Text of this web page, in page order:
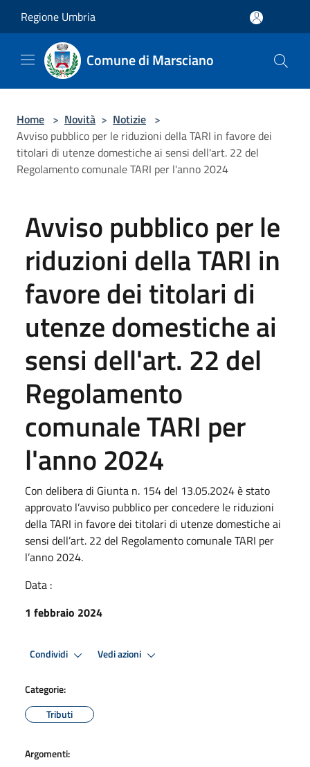
Regione Umbria
Comune di Marsciano
Home > Novità > Notizie >
Avviso pubblico per le riduzioni della TARI in favore dei
titolari di utenze domestiche ai sensi dell'art. 22 del
Regolamento comunale TARI per l'anno 2024
Avviso pubblico per le
riduzioni della TARI in
favore dei titolari di
utenze domestiche ai
sensi dell'art. 22 del
Regolamento
comunale TARI per
l'anno 2024
Con delibera di Giunta n. 154 del 13.05.2024 è stato
approvato l’avviso pubblico per concedere le riduzioni
della TARI in favore dei titolari di utenze domestiche ai
sensi dell’art. 22 del Regolamento comunale TARI per
l’anno 2024.
Data :
1 febbraio 2024
Condividi Vedi azioni
Categorie:
Tributi
Argomenti: